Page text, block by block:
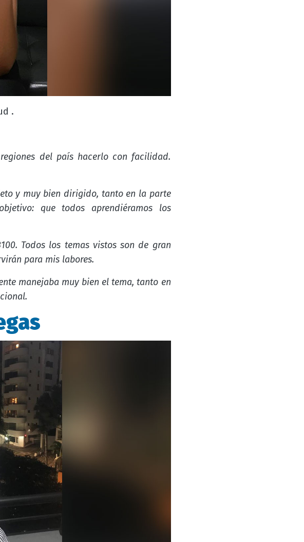
.
del país hacerlo con facilidad.
y muy bien dirigido, tanto en la parte
que todos aprendiéramos los
Todos los temas vistos son de gran
para mis labores.
manejaba muy bien el tema, tanto en